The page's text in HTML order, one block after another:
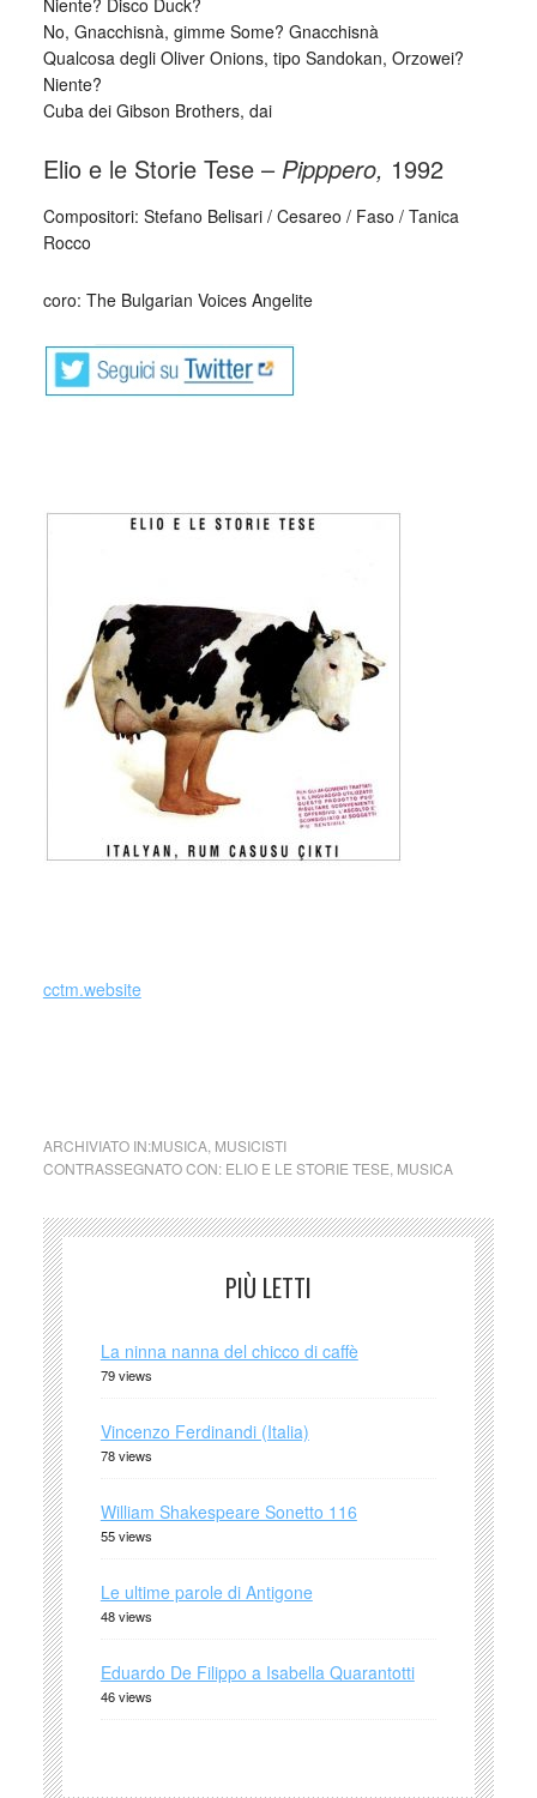
Niente? Disco Duck?
No, Gnacchisnà, gimme Some? Gnacchisnà
Qualcosa degli Oliver Onions, tipo Sandokan, Orzowei?
Niente?
Cuba dei Gibson Brothers, dai
Elio e le Storie Tese – Pipppero, 1992
Compositori: Stefano Belisari / Cesareo / Faso / Tanica
Rocco
coro: The Bulgarian Voices Angelite
cctm.website
ARCHIVIATO IN:MUSICA, MUSICISTI
CONTRASSEGNATO CON: ELIO E LE STORIE TESE MUSICA
PIÙ LETTI
La ninna nanna del chicco di caffè
79 views
Vincenzo Ferdinandi (Italia)
78 views
William Shakespeare Sonetto 116
55 views
Le ultime parole di Antigone
48 views
Eduardo De Filippo a Isabella Quarantotti
46 views